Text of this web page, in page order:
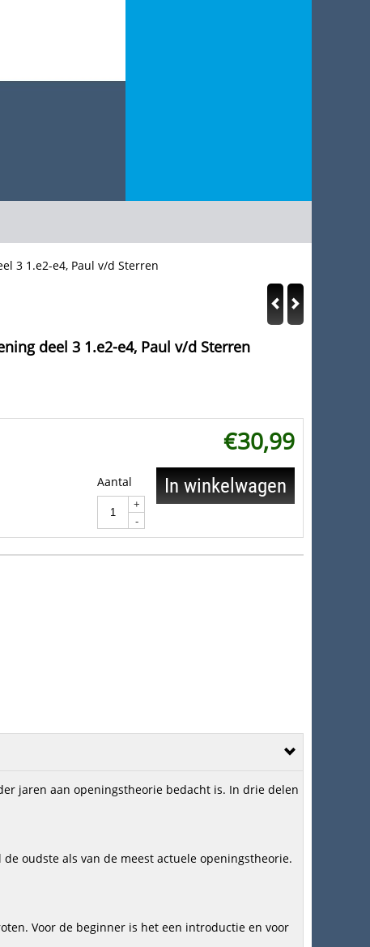
3 1.e2-e4, Paul v/d Sterren
deel 3 1.e2-e4, Paul v/d Sterren
€30,99
Aantal
+
-
In winkelwagen
jaren aan openingstheorie bedacht is. In drie delen
oudste als van de meest actuele openingstheorie.
Voor de beginner is het een introductie en voor